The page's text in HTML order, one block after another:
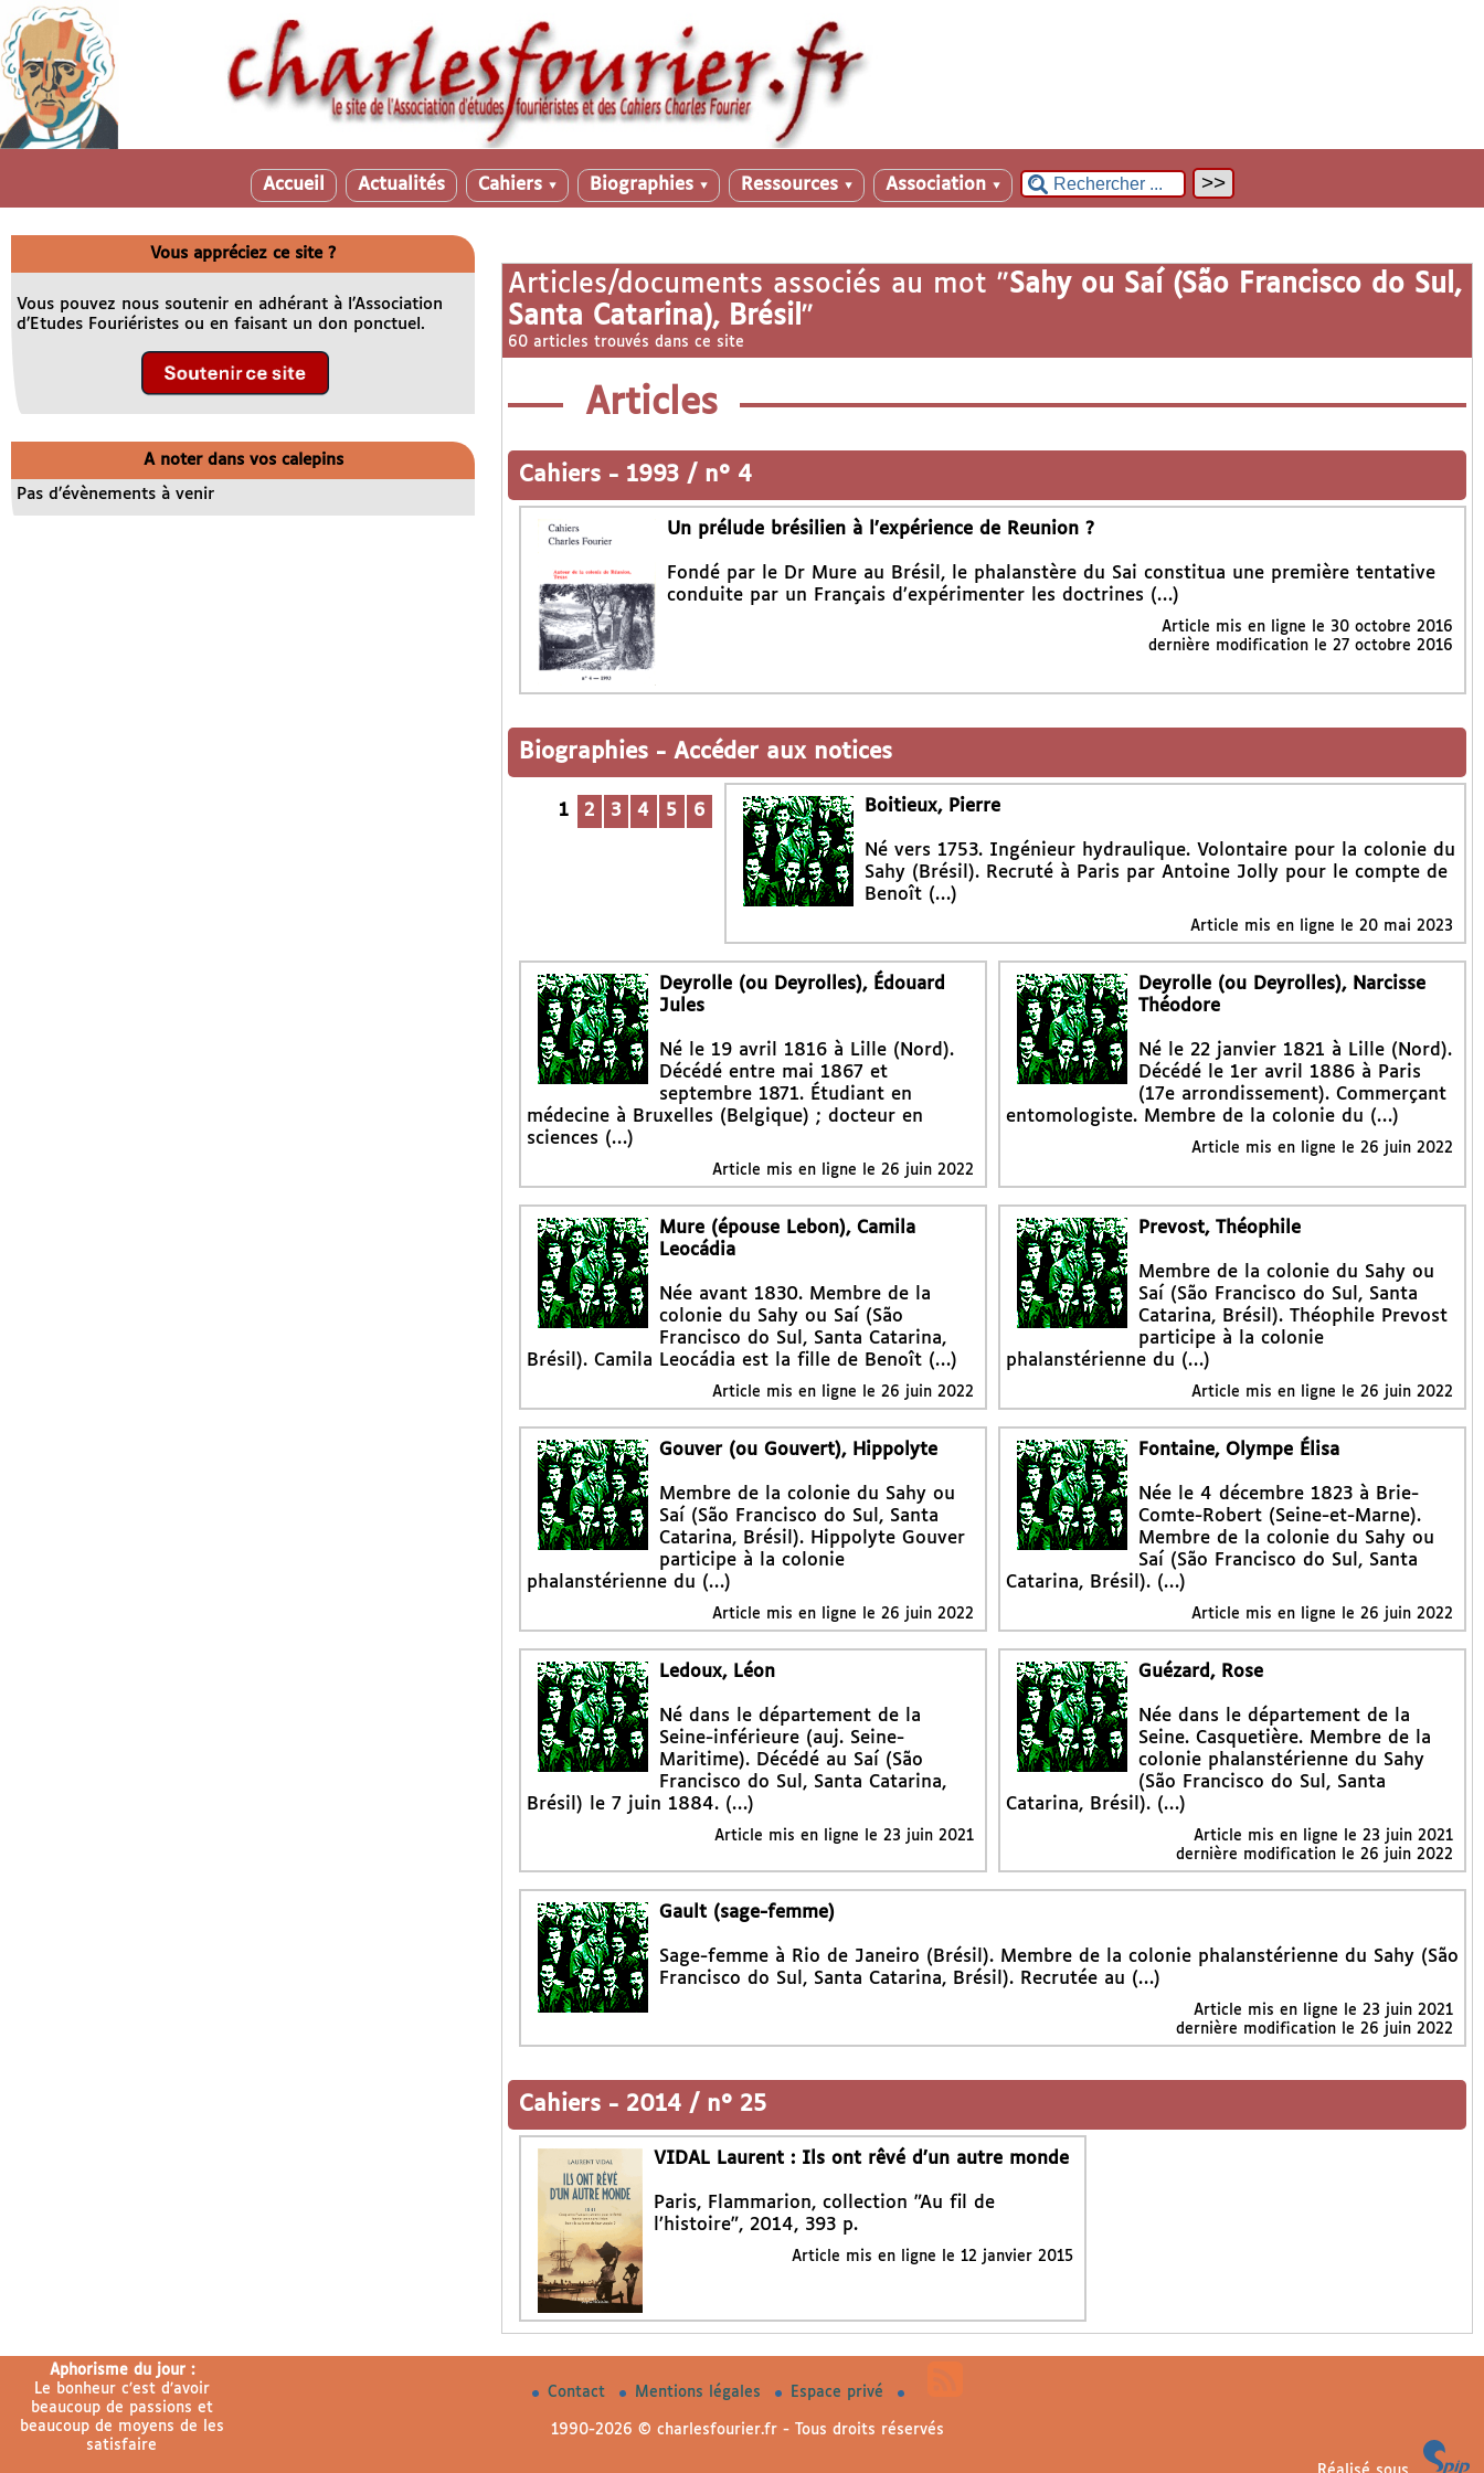
Accueil Actualités Cahiers ▼ Biographies ▼ Ressources ▼ Association ▼
Articles/documents associés au mot "Sahy ou Saí (São Francisco do Sul,
Santa Catarina), Brésil "
60 articles trouvés dans ce site
Articles
Cahiers - 1993 / n° 4
Un prélude brésilien à l’expérience de Reunion ?
Fondé par le Dr Mure au Brésil, le phalanstère du Sai constitua une première tentative
conduite par un Français d’expérimenter les doctrines (…)
Article mis en ligne le 30 octobre 2016
dernière modification le 27 octobre 2016
Biographies - Accéder aux notices
1 2 3 4 5 6 Boitieux, Pierre
Né vers 1753. Ingénieur hydraulique. Volontaire pour la colonie du
Sahy (Brésil). Recruté à Paris par Antoine Jolly pour le compte de
Benoît (…)
Article mis en ligne le 20 mai 2023
Deyrolle (ou Deyrolles), Édouard
Jules
Né le 19 avril 1816 à Lille (Nord).
Décédé entre mai 1867 et
septembre 1871. Étudiant en
médecine à Bruxelles (Belgique) ; docteur en
sciences (…)
Article mis en ligne le 26 juin 2022
Deyrolle (ou Deyrolles), Narcisse
Théodore
Né le 22 janvier 1821 à Lille (Nord).
Décédé le 1er avril 1886 à Paris
(17e arrondissement). Commerçant
entomologiste. Membre de la colonie du (…)
Article mis en ligne le26 juin 2022
Mure (épouse Lebon), Camila
Leocádia
Née avant 1830. Membre de la
colonie du Sahy ou Saí (São
Francisco do Sul, Santa Catarina,
Brésil). Camila Leocádia est la fille de Benoît (…)
Article mis en ligne le 26 juin 2022
Prevost, Théophile
Membre de la colonie du Sahy ou
Saí (São Francisco do Sul, Santa
Catarina, Brésil). Théophile Prevost
participe à la colonie
phalanstérienne du (…)
Article mis en ligne le26 juin 2022
Gouver (ou Gouvert), Hippolyte
Membre de la colonie du Sahy ou
Saí (São Francisco do Sul, Santa
Catarina, Brésil). Hippolyte Gouver
participe à la colonie
phalanstérienne du (…)
Article mis en ligne le 26 juin 2022
Fontaine, Olympe Élisa
Née le 4 décembre 1823 à Brie-
Comte-Robert (Seine-et-Marne).
Membre de la colonie du Sahy ou
Saí (São Francisco do Sul, Santa
Catarina, Brésil). (…)
Article mis en ligne le26 juin 2022
Ledoux, Léon
Né dans le département de la
Seine-inférieure (auj. Seine-
Maritime). Décédé au Saí (São
Francisco do Sul, Santa Catarina,
Brésil) le 7 juin 1884. (…)
Article mis en ligne le 23 juin 2021
Guézard, Rose
Née dans le département de la
Seine. Casquetière. Membre de la
colonie phalanstérienne du Sahy
(São Francisco do Sul, Santa
Catarina, Brésil). (…)
Article mis en ligne le23 juin 2021
dernière modification le 26 juin 2022
Gault (sage-femme)
Sage-femme à Rio de Janeiro (Brésil). Membre de la colonie phalanstérienne du Sahy (São
Francisco do Sul, Santa Catarina, Brésil). Recrutée au (…)
Article mis en ligne le 23 juin 2021
dernière modification le 26 juin 2022
Cahiers - 2014 / n° 25
VIDAL Laurent : Ils ont rêvé d’un autre monde
Paris, Flammarion, collection "Au fil de
l’histoire", 2014, 393 p.
Article mis en ligne le 12 janvier 2015
Vous appréciez ce site ?
Vous pouvez nous soutenir en adhérant à l’Association
d’Etudes Fouriéristes ou en faisant un don ponctuel.
A noter dans vos calepins
Pas d’évènements à venir
Aphorisme du jour :
Le bonheur c’est d’avoir
beaucoup de passions et
beaucoup de moyens de les
satisfaire
Contact Mentions légales Espace privé
1990-2026 © charlesfourier.fr - Tous droits réservés